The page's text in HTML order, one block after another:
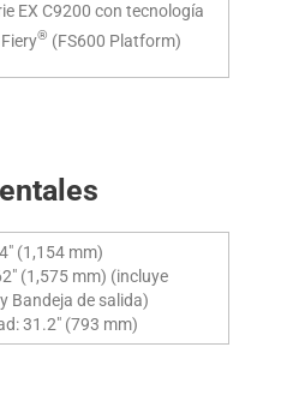
EX C9200 con tecnología
® (FS600 Platform)
(1,154 mm)
(1,575 mm) (incluye
Bandeja de salida)
31.2" (793 mm)